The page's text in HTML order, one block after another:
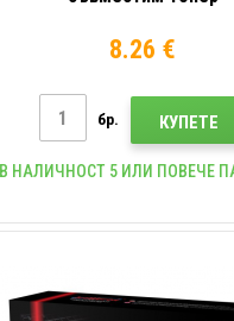
8.26 €
бр. КУПЕТЕ
В НАЛИЧНОСТ 5 ИЛИ ПОВЕЧЕ